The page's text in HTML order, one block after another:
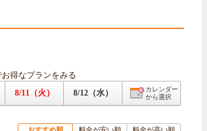
得なプランをみる
8/11（火） 8/12（水）
カレンダー
から選択